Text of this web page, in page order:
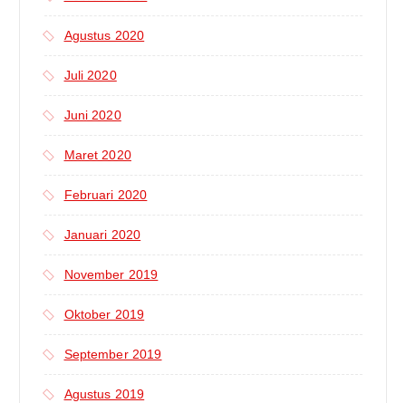
Agustus 2020
Juli 2020
Juni 2020
Maret 2020
Februari 2020
Januari 2020
November 2019
Oktober 2019
September 2019
Agustus 2019